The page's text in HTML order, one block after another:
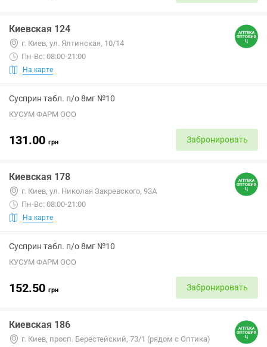
Киевская 124
г. Киев, ул. Ялтинская, 10/14
Пн-Вс: 08:00-21:00
На карте
Сусприн табл. п/о 8мг №10
КУСУМ ФАРМ ООО
131.00 грн Забронировать
Киевская 178
г. Киев, ул. Николая Закревского, 93А
Пн-Вс: 08:00-21:00
На карте
Сусприн табл. п/о 8мг №10
КУСУМ ФАРМ ООО
152.50 грн Забронировать
Киевская 186
г. Киев, просп. Берестейский, 73/1 (рядом с Оптика)